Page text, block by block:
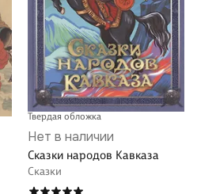
Твердая обложка
Нет в наличии
Сказки народов Кавказа
Сказки